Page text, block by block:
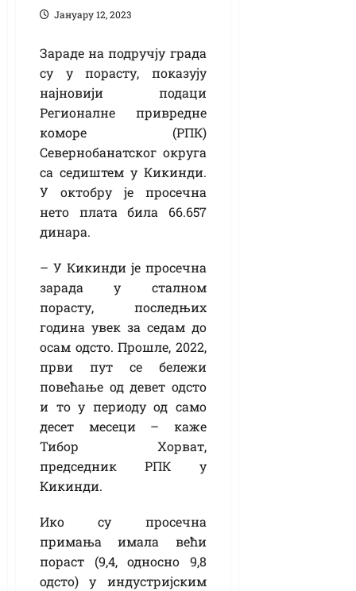
Јануарy 12, 2023
Зараде на подручју града
су у порасту, показују
најновији подаци
Регионалне привредне
коморе (РПК)
Севернобанатског округа
са седиштем у Кикинди.
У октобру је просечна
нето плата била 66.657
динара.
– У Кикинди је просечна
зарада у сталном
порасту, последњих
година увек за седам до
осам одсто. Прошле, 2022,
први пут се бележи
повећање од девет одсто
и то у периоду од само
десет месеци – каже
Тибор Хорват,
председник РПК у
Кикинди.
Ико су просечна
примања имала већи
пораст (9,4, односно 9,8
одсто) у индустријским